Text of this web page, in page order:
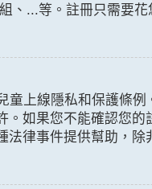
、...等。註冊只需要花
童上線隱私和保護條
。如果您不能確認您
法律事件提供幫助，